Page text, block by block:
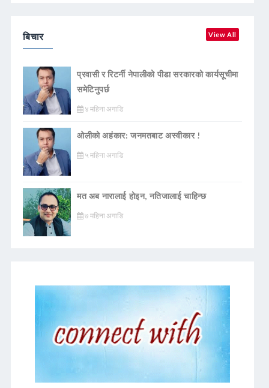
बिचार View All
प्रवासी र रिटर्नी नेपालीको पीडा सरकारको कार्यसूचीमा
समेटिनुपर्छ
४ महिना अगाडि
ओलीको अहंकार: जनमतबाट अस्वीकार !
५ महिना अगाडि
मत अब नारालाई होइन, नतिजालाई चाहिन्छ
७ महिना अगाडि